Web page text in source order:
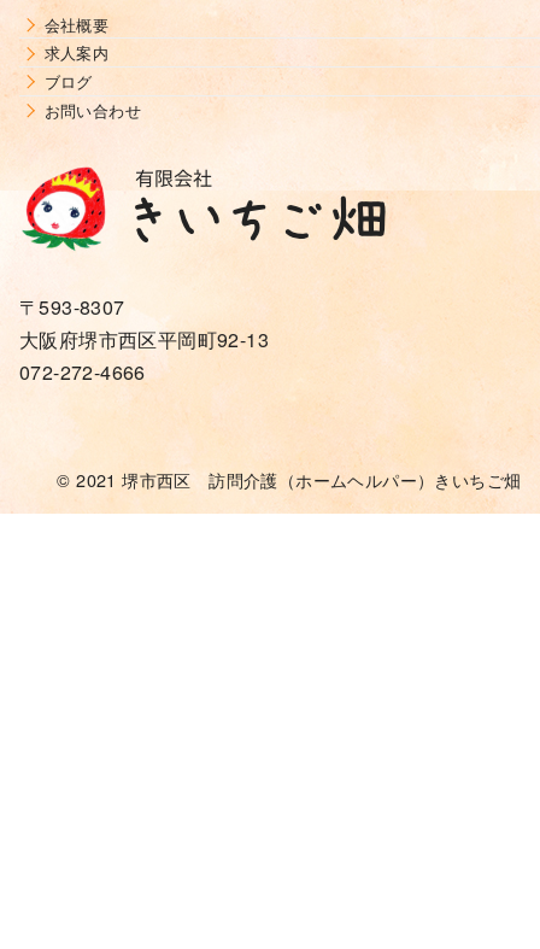
会社概要
求人案内
ブログ
お問い合わせ
〒593-8307
大阪府堺市西区平岡町92-13
072-272-4666
© 2021堺市西区 訪問介護（ホームヘルパー）きいちご畑